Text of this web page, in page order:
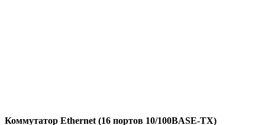
Коммутатор Ethernet (16 портов 10/100BASE-TX)